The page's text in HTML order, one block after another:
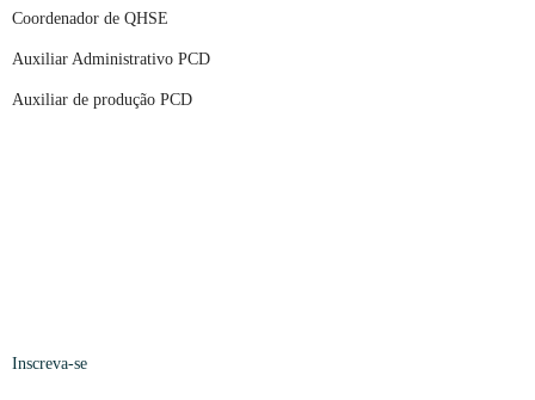
Coordenador de QHSE
Auxiliar Administrativo PCD
Auxiliar de produção PCD
Inscreva-se